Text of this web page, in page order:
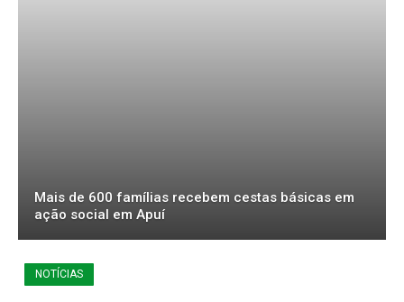
Mais de 600 famílias recebem cestas básicas em
ação social em Apuí
NOTÍCIAS